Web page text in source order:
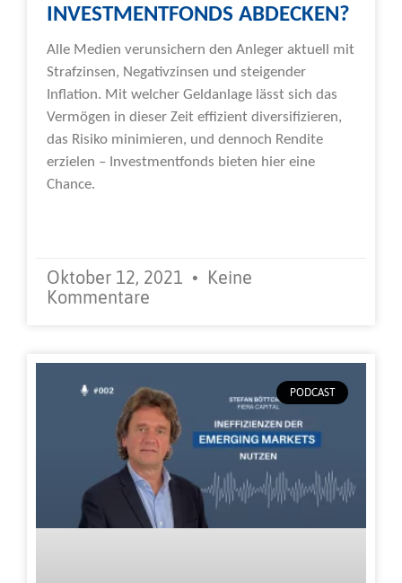
INVESTMENTFONDS ABDECKEN?
Alle Medien verunsichern den Anleger aktuell mit
Strafzinsen, Negativzinsen und steigender
Inflation. Mit welcher Geldanlage lässt sich das
Vermögen in dieser Zeit effizient diversifizieren,
das Risiko minimieren, und dennoch Rendite
erzielen – Investmentfonds bieten hier eine
Chance.
Oktober 12, 2021
Keine
Kommentare
PODCAST